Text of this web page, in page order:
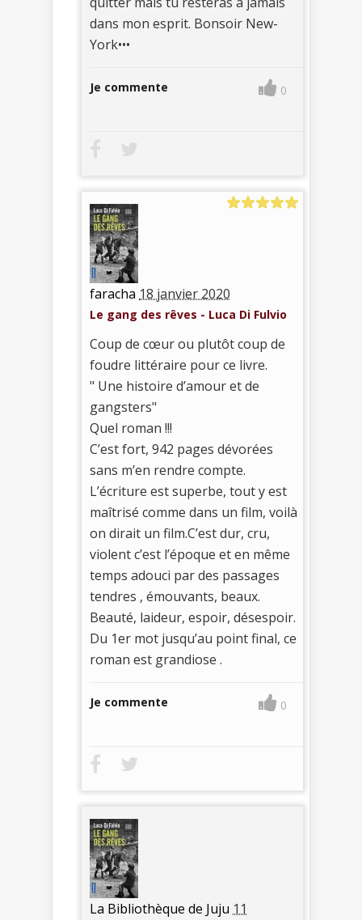
dans mon esprit. Bonsoir New-
York•••
Je commente 0
faracha 18 janvier 2020
Le gang des rêves - Luca Di Fulvio
Coup de cœur ou plutôt coup de
foudre littéraire pour ce livre.
" Une histoire d’amour et de
gangsters"
Quel roman !!!
C’est fort, 942 pages dévorées
sans m’en rendre compte.
L’écriture est superbe, tout y est
maîtrisé comme dans un film, voilà
on dirait un film.C’est dur, cru,
violent c’est l’époque et en même
temps adouci par des passages
tendres , émouvants, beaux.
Beauté, laideur, espoir, désespoir.
Du 1er mot jusqu’au point final, ce
roman est grandiose .
Je commente 0
La Bibliothèque de Juju 11